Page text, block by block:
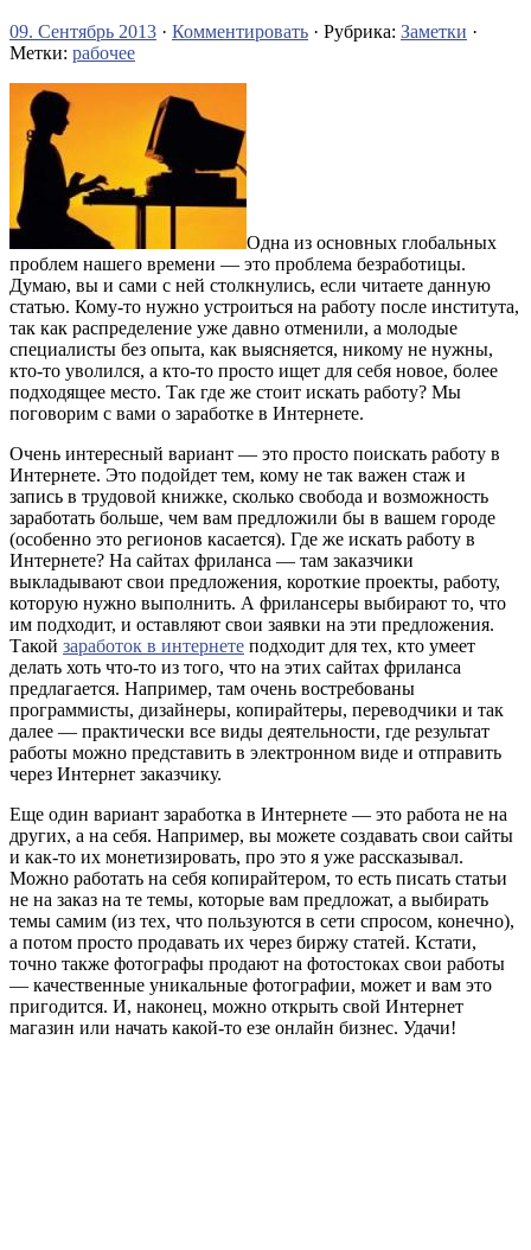
09. Сентябрь 2013 · Комментировать · Рубрика: Заметки ·
Метки: рабочее
Одна из основных глобальных
проблем нашего времени — это проблема безработицы.
Думаю, вы и сами с ней столкнулись, если читаете данную
статью. Кому-то нужно устроиться на работу после института,
так как распределение уже давно отменили, а молодые
специалисты без опыта, как выясняется, никому не нужны,
кто-то уволился, а кто-то просто ищет для себя новое, более
подходящее место. Так где же стоит искать работу? Мы
поговорим с вами о заработке в Интернете.
Очень интересный вариант — это просто поискать работу в
Интернете. Это подойдет тем, кому не так важен стаж и
запись в трудовой книжке, сколько свобода и возможность
заработать больше, чем вам предложили бы в вашем городе
(особенно это регионов касается). Где же искать работу в
Интернете? На сайтах фриланса — там заказчики
выкладывают свои предложения, короткие проекты, работу,
которую нужно выполнить. А фрилансеры выбирают то, что
им подходит, и оставляют свои заявки на эти предложения.
Такой заработок в интернете подходит для тех, кто умеет
делать хоть что-то из того, что на этих сайтах фриланса
предлагается. Например, там очень востребованы
программисты, дизайнеры, копирайтеры, переводчики и так
далее — практически все виды деятельности, где результат
работы можно представить в электронном виде и отправить
через Интернет заказчику.
Еще один вариант заработка в Интернете — это работа не на
других, а на себя. Например, вы можете создавать свои сайты
и как-то их монетизировать, про это я уже рассказывал.
Можно работать на себя копирайтером, то есть писать статьи
не на заказ на те темы, которые вам предложат, а выбирать
темы самим (из тех, что пользуются в сети спросом, конечно),
а потом просто продавать их через биржу статей. Кстати,
точно также фотографы продают на фотостоках свои работы
— качественные уникальные фотографии, может и вам это
пригодится. И, наконец, можно открыть свой Интернет
магазин или начать какой-то езе онлайн бизнес. Удачи!